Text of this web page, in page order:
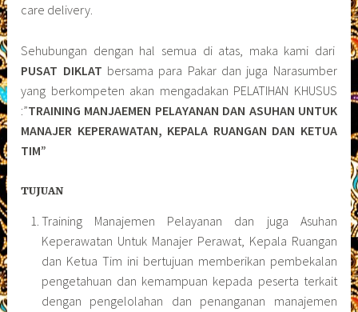
care delivery.
Sehubungan dengan hal semua di atas, maka kami dari
PUSAT DIKLAT bersama para Pakar dan juga Narasumber
yang berkompeten akan mengadakan PELATIHAN KHUSUS
:”TRAINING MANJAEMEN PELAYANAN DAN ASUHAN UNTUK
MANAJER KEPERAWATAN, KEPALA RUANGAN DAN KETUA
TIM”
TUJUAN
Training Manajemen Pelayanan dan juga Asuhan
Keperawatan Untuk Manajer Perawat, Kepala Ruangan
dan Ketua Tim ini bertujuan memberikan pembekalan
pengetahuan dan kemampuan kepada peserta terkait
dengan pengelolahan dan penanganan manajemen